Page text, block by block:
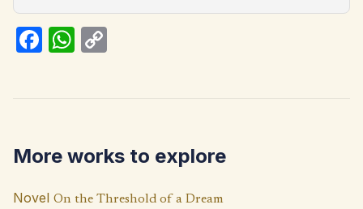
Fa
k
W
p
p
Li
n
k
More works to explore
Novel On the Threshold of a Dream